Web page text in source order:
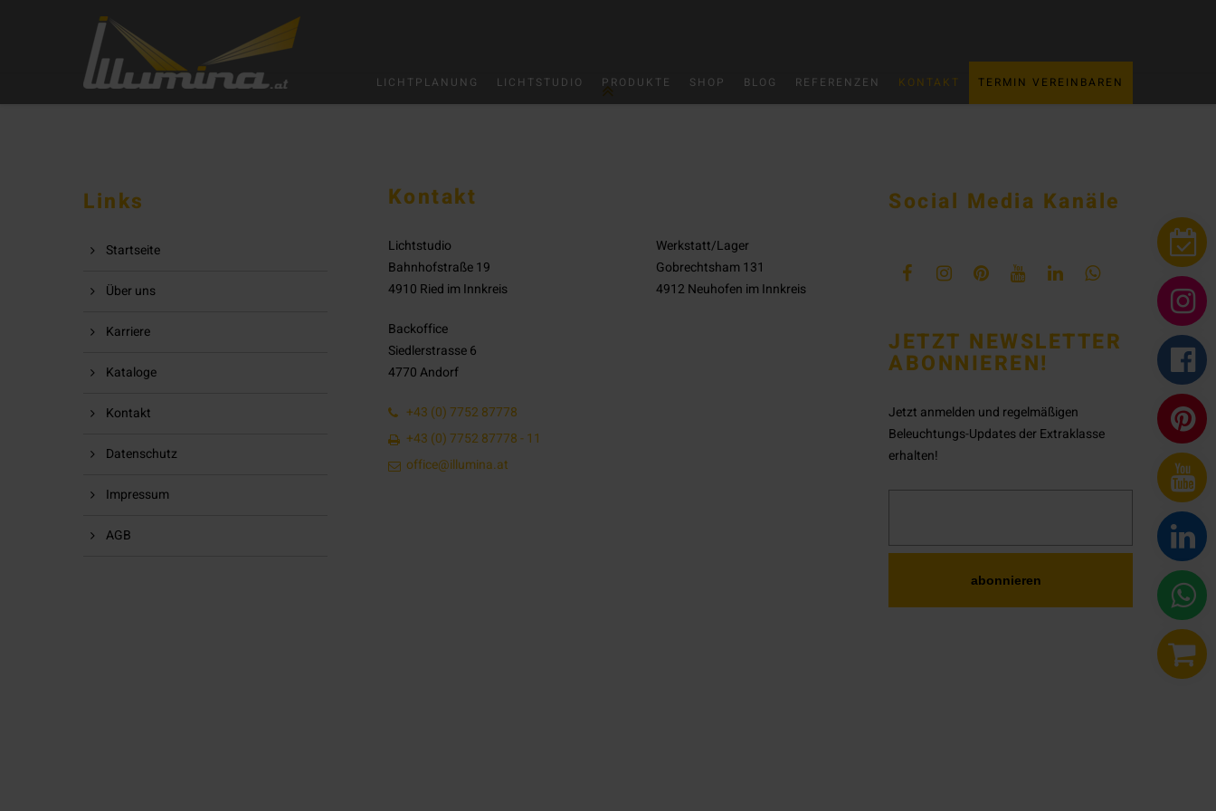
LICHTPLANUNG LICHTSTUDIO PRODUKTE SHOP BLOG REFERENZEN KONTAKT TERMIN VEREINBAREN
Links
Startseite
Über uns
Karriere
Kataloge
Kontakt
Datenschutz
Impressum
AGB
Kontakt
Lichtstudio
Bahnhofstraße 19
4910 Ried im Innkreis
Backoffice
Siedlerstrasse 6
4770 Andorf
+43 (0) 7752 87778
+43 (0) 7752 87778 - 11
office@illumina.at
Werkstatt/Lager
Gobrechtsham 131
4912 Neuhofen im Innkreis
Social Media Kanäle
JETZT NEWSLETTER
ABONNIEREN!
Jetzt anmelden und regelmäßigen
Beleuchtungs-Updates der Extraklasse
erhalten!